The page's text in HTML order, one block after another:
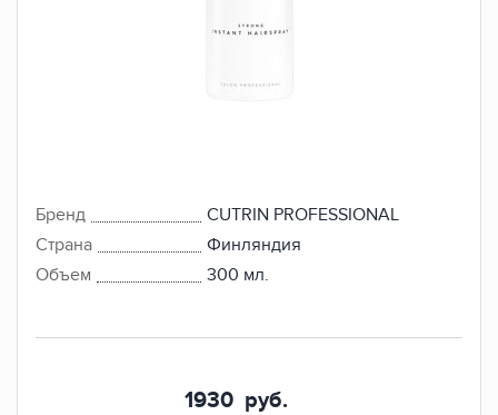
Бренд
CUTRIN PROFESSIONAL
Страна
Финляндия
Объем
300 мл.
1930руб.